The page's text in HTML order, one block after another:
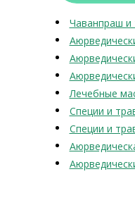
Чаванпраш и
Лечебные
Специи и
Специи и